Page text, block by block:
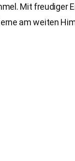
Mit freudiger
am weiten